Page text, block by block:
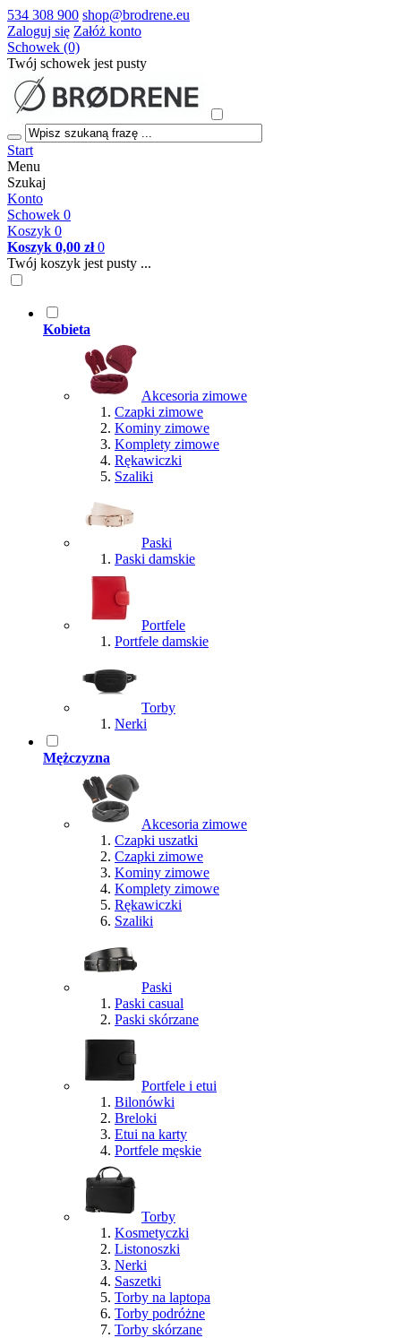
534 308 900 shop@brodrene.eu
Zaloguj się Załóż konto
Schowek (0)
Twój schowek jest pusty
Start
Menu
Szukaj
Konto
Schowek 0
Koszyk 0
Koszyk 0,00 zł 0
Twój koszyk jest pusty ...
Kobieta
Akcesoria zimowe
Czapki zimowe
Kominy zimowe
Komplety zimowe
Rękawiczki
Szaliki
Paski
Paski damskie
Portfele
Portfele damskie
Torby
Nerki
Mężczyzna
Akcesoria zimowe
Czapki uszatki
Czapki zimowe
Kominy zimowe
Komplety zimowe
Rękawiczki
Szaliki
Paski
Paski casual
Paski skórzane
Portfele i etui
Bilonówki
Breloki
Etui na karty
Portfele męskie
Torby
Kosmetyczki
Listonoszki
Nerki
Saszetki
Torby na laptopa
Torby podróżne
Torby skórzane